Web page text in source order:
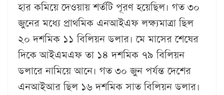
হার কমিয়ে দেওয়ায় শর্তটি পূরণ হয়েছিল। গত ৩০
জুনের মধ্যে প্রাথমিক এনআইএফ লক্ষ্যমাত্রা ছিল
২০ দশমিক ১১ বিলিয়ন ডলার। মে মাসের শেষের
দিকে আইএমএফ তা ১৪ দশমিক ৭৯ বিলিয়ন
ডলারে নামিয়ে আনে। গত ৩০ জুন পর্যন্ত দেশের
এনআইআর ছিল ১৬ দশমিক সাত বিলিয়ন ডলার।